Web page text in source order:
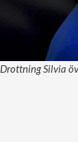
Drottning Silvia